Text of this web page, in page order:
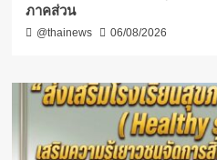
ภาคส่วน
@thainews 06/08/2026